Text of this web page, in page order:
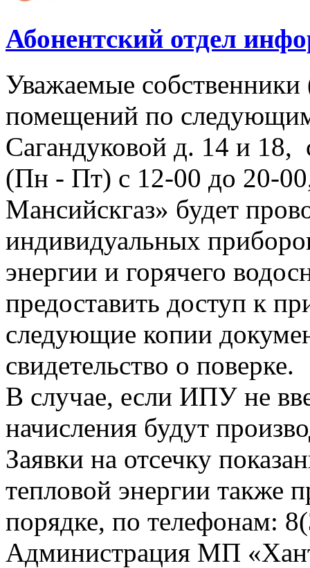
Абонентский отдел
Уважаемые
помещений по
Сагандуковой д. 14 и 18,
(Пн - Пт) с 12-00 до 20-
Мансийскгаз» будет
индивидуальных
энергии и горячего
предоставить доступ к
следующие копии
свидетельство о поверке.
В случае, если ИПУ не
начисления будут
Заявки на отсечку
тепловой энергии также
порядке, по телефонам:
Администрация МП